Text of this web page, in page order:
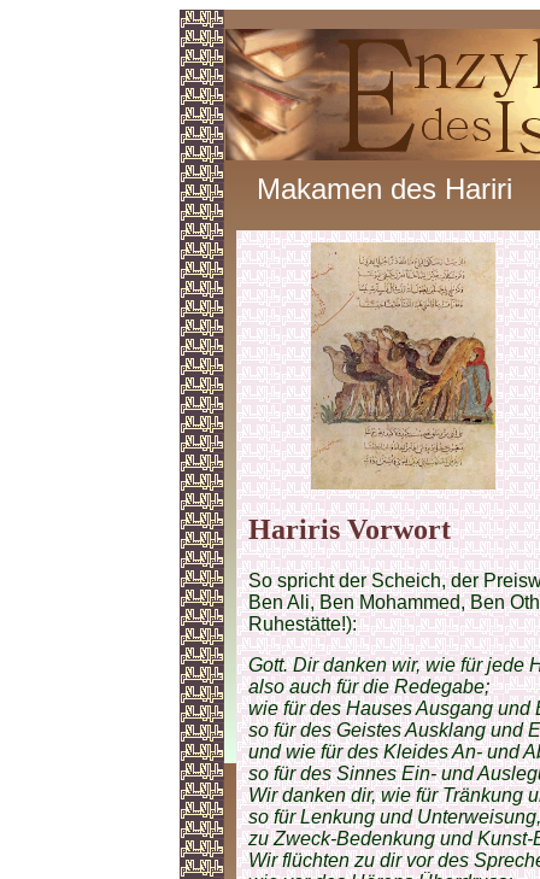
Makamen des Hariri
Hariris Vorwort
So spricht der Scheich, der
Ben Ali, Ben Mohammed, Ben
Ruhestätte!):
Gott. Dir danken wir, wie für jede
also auch für die Redegabe;
wie für des Hauses Ausgang und
so für des Geistes Ausklang und
und wie für des Kleides An- und
so für des Sinnes Ein- und
Wir danken dir, wie für Tränkung
so für Lenkung und Unterweisung,
zu Zweck-Bedenkung und Kunst-
Wir flüchten zu dir vor des